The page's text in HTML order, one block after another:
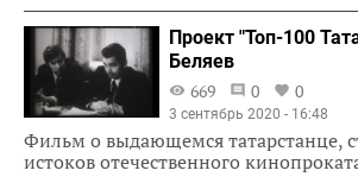
Проект "Топ-100
Беляев
669
0 0
3 сентябрь 2020 - 16:48
Фильм о выдающемся татарстанце,
истоков отечественного